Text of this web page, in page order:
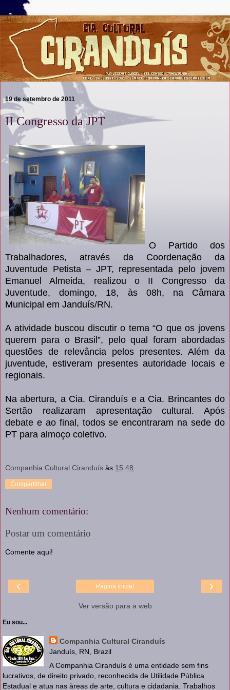
19 de setembro de 2011
II Congresso da JPT
O Partido dos
Trabalhadores, através da Coordenação da
Juventude Petista – JPT, representada pelo jovem
Emanuel Almeida, realizou o II Congresso da
Juventude, domingo, 18, às 08h, na Câmara
Municipal em Janduís/RN.
A atividade buscou discutir o tema “O que os jovens
querem para o Brasil”, pelo qual foram abordadas
questões de relevância pelos presentes. Além da
juventude, estiveram presentes autoridade locais e
regionais.
Na abertura, a Cia. Ciranduís e a Cia. Brincantes do
Sertão realizaram apresentação cultural. Após
debate e ao final, todos se encontraram na sede do
PT para almoço coletivo.
Companhia Cultural Ciranduís às 15:48
Compartilhar
Nenhum comentário:
Postar um comentário
Comente aqui!
‹ ›
Página inicial
Ver versão para a web
Eu sou...
Companhia Cultural Ciranduís
Janduís, RN, Brazil
A Companhia Ciranduís é uma entidade sem fins
lucrativos, de direito privado, reconhecida de Utilidade Pública
Estadual e atua nas àreas de arte, cultura e cidadania. Trabalhos